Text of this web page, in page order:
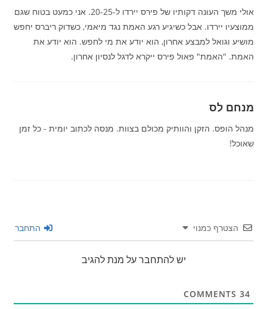
אולי משך העונה דקותיו של פירס יירדו ל-20-25. אני כמעט בטוח שגם
ממוצעיו יירדו. אבל כשיגיע רגע האמת נגד מיאמי, כשדוק ריברס יחפש
מושיע וגואל למבצע אחרון, הוא יודע את מי לחפש. הוא יודע את
האמת. "האמת" פאול פירס ייקרא לדגל לנסיון אחרון.
מנחם לס
מנהל הופס. הזקן והוותיק מכולם בצוות. מנסה לכתוב יומית - כל זמן
שאוכל!
הצטרף כמנוי התחבר
יש להתחבר על מנת להגיב
34